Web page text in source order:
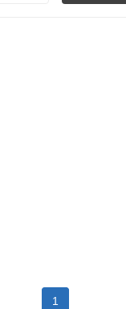
1